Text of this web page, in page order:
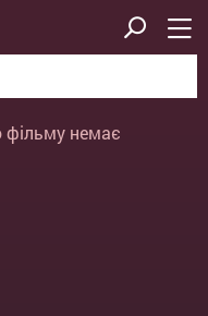
фільму немає